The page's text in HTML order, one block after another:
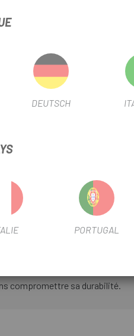
roue arrière
11 vitesses
, conçue pour les
et une excellente absorption des
EN
11V
et doté d'un axe de 9 x 135
compromettre sa durabilité.
DEUTSCH
PORTUGAL